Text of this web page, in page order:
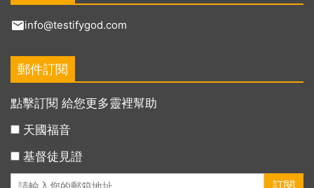
info@testifygod.com
郵件訂閱
點擊訂閱 給您更多靈裡幫助
天國福音
基督徒見證